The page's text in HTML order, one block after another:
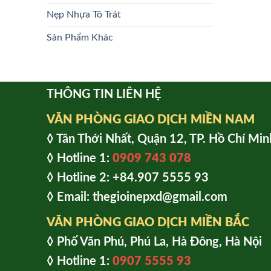
Nẹp Nhựa Tô Trát
Sản Phẩm Khác
THÔNG TIN LIÊN HỆ
VĂN PHÒNG GIAO DỊCH MIỀN NAM
◊ Tân Thới Nhất, Quận 12, TP. Hồ Chí
◊ Hotline 1: 0909 743 078
◊ Hotline 2: +84.907 5555 93
◊ Email: thegioinepxd@gmail.com
VĂN PHÒNG GIAO DỊCH MIỀN BẮC
◊ Phố Văn Phú, Phú La, Hà Đông, Hà Nội
◊ Hotline 1: 0907 5555 93